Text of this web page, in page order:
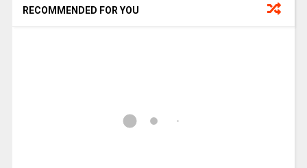
RECOMMENDED FOR YOU